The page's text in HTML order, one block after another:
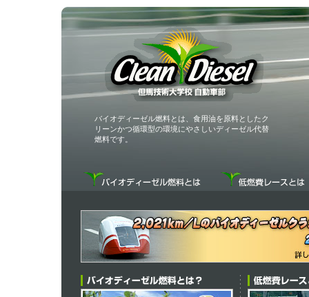
バイオディーゼル燃料とは、食用油を原料としたク
リーンかつ循環型の環境にやさしいディーゼル代替
燃料です。